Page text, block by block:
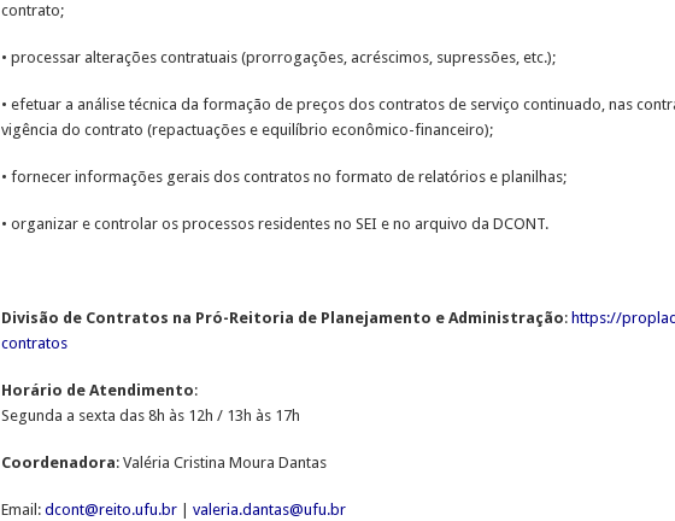
contrato;
• processar alterações contratuais (prorrogações, acréscimos, supressões, etc.);
• efetuar a análise técnica da formação de preços dos contratos de serviço continuado, nas
vigência do contrato (repactuações e equilíbrio econômico-financeiro);
• fornecer informações gerais dos contratos no formato de relatórios e planilhas;
• organizar e controlar os processos residentes no SEI e no arquivo da DCONT.
Divisão de Contratos na Pró-Reitoria de Planejamento e Administração: https://
contratos
Horário de Atendimento:
Segunda a sexta das 8h às 12h / 13h às 17h
Coordenadora: Valéria Cristina Moura Dantas
Email:dcont@reito.ufu.br valeria.dantas@ufu.br